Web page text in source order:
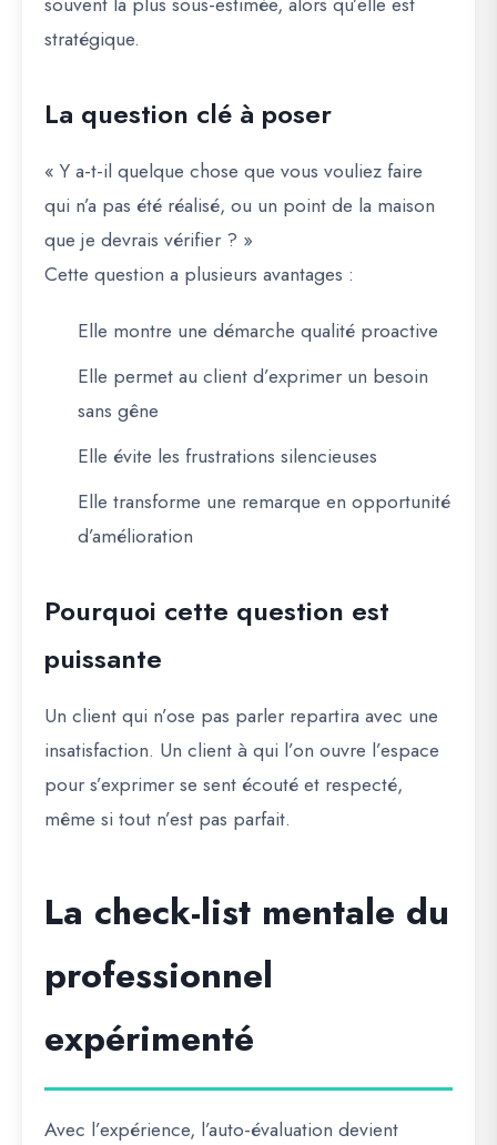
stratégique.
La question clé à poser
« Y a-t-il quelque chose que vous vouliez faire
qui n’a pas été réalisé, ou un point de la maison
que je devrais vérifier ? »
Cette question a plusieurs avantages :
Elle montre une démarche qualité proactive
Elle permet au client d’exprimer un besoin
sans gêne
Elle évite les frustrations silencieuses
Elle transforme une remarque en opportunité
d’amélioration
Pourquoi cette question est
puissante
Un client qui n’ose pas parler repartira avec une
insatisfaction. Un client à qui l’on ouvre l’espace
pour s’exprimer se sent écouté et respecté,
même si tout n’est pas parfait.
La check-list mentale du
professionnel
expérimenté
Avec l’expérience, l’auto-évaluation devient